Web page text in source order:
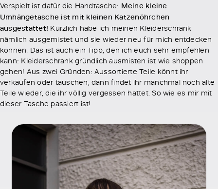
Verspielt ist dafür die Handtasche: Meine kleine
Umhängetasche ist mit kleinen Katzenöhrchen
ausgestattet! Kürzlich habe ich meinen Kleiderschrank
nämlich ausgemistet und sie wieder neu für mich entdecken
können. Das ist auch ein Tipp, den ich euch sehr empfehlen
kann: Kleiderschrank gründlich ausmisten ist wie shoppen
gehen! Aus zwei Gründen: Aussortierte Teile könnt ihr
verkaufen oder tauschen, dann findet ihr manchmal noch alte
Teile wieder, die ihr völlig vergessen hattet. So wie es mir mit
dieser Tasche passiert ist!